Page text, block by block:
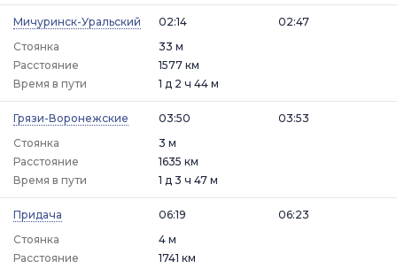
Мичуринск-Уральский
02:14
Стоянка
33 м
02:47
Расстояние
1577 км
Время в пути
1 д 2 ч 44 м
Грязи-Воронежские
03:50
Стоянка
3 м
03:53
Расстояние
1635 км
Время в пути
1 д 3 ч 47 м
Придача
06:19
Стоянка
4 м
06:23
Расстояние
1741 км